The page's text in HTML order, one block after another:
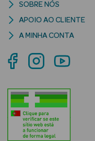
Criança
Ver Tudo
Cosmética
Rosto
SOBRE NÓS
APOIO AO CLIENTE
A MINHA CONTA